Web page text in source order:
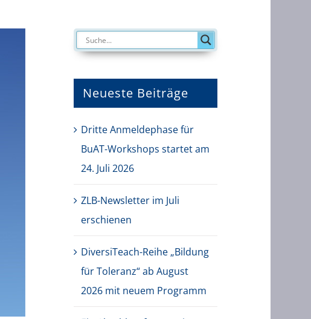
Neueste Beiträge
Dritte Anmeldephase für
BuAT-Workshops startet am
24. Juli 2026
ZLB-Newsletter im Juli
erschienen
DiversiTeach-Reihe „Bildung
für Toleranz“ ab August
2026 mit neuem Programm